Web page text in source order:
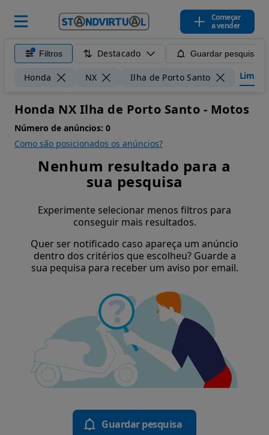
Começar
a vender
Filtros Destacado Guardar pesquisa
Honda NX Ilha de Porto Santo
Honda NX Ilha de Porto Santo - Motos
Número de anúncios: 0
Como são posicionados os anúncios?
Nenhum resultado para a
sua pesquisa
Experimente selecionar menos filtros para
conseguir mais resultados.
Quer ser notificado caso apareça um anúncio
dentro dos critérios que escolheu? Guarde a
sua pequisa para receber um aviso por email.
Guardar pesquisa